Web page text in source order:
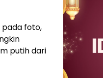
pada foto,
putih dari